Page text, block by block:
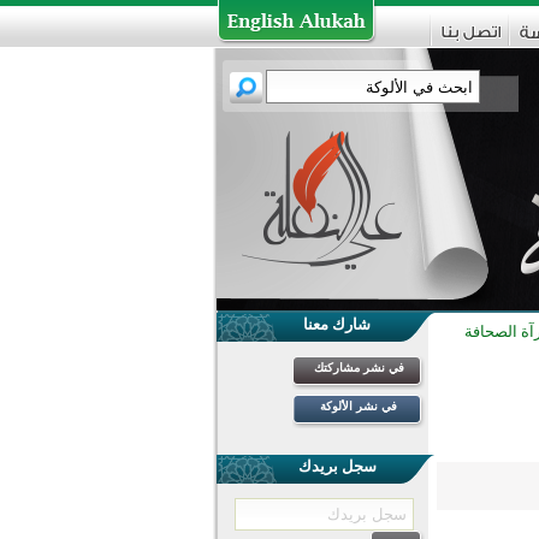
الصحافة شارك معنا
في نشر مشاركتك
في نشر الألوكة
سجل بريدك